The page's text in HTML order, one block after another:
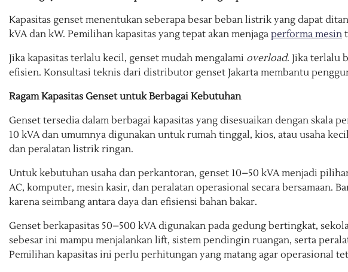
Kapasitas genset menentukan seberapa besar beban listrik yang dapat
kVA dan kW. Pemilihan kapasitas yang tepat akan menjaga performa mesin
Jika kapasitas terlalu kecil, genset mudah mengalami overload. Jika terlalu
efisien. Konsultasi teknis dari distributor genset Jakarta membantu
Ragam Kapasitas Genset untuk Berbagai Kebutuhan
Genset tersedia dalam berbagai kapasitas yang disesuaikan dengan skala
10 kVA dan umumnya digunakan untuk rumah tinggal, kios, atau usaha
dan peralatan listrik ringan.
Untuk kebutuhan usaha dan perkantoran, genset 10–50 kVA menjadi
AC, komputer, mesin kasir, dan peralatan operasional secara bersamaan.
karena seimbang antara daya dan efisiensi bahan bakar.
Genset berkapasitas 50–500 kVA digunakan pada gedung bertingkat,
sebesar ini mampu menjalankan lift, sistem pendingin ruangan, serta
Pemilihan kapasitas ini perlu perhitungan yang matang agar operasional